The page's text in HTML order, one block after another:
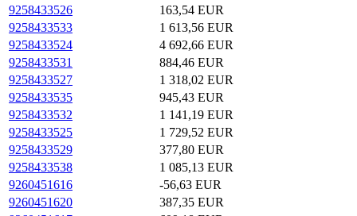
9258433526
163,54 EUR
9258433533
1 613,56 EUR
9258433524
4 692,66 EUR
9258433531
884,46 EUR
9258433527
1 318,02 EUR
9258433535
945,43 EUR
9258433532
1 141,19 EUR
9258433525
1 729,52 EUR
9258433529
377,80 EUR
9258433538
1 085,13 EUR
9260451616
-56,63 EUR
9260451620
387,35 EUR